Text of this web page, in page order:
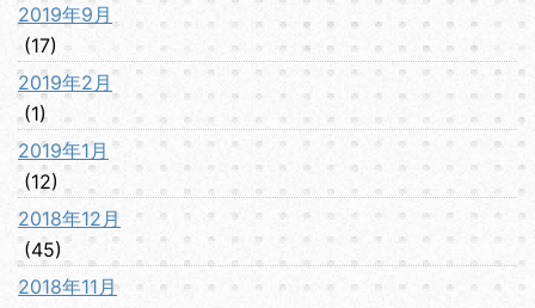
2019年9月
(17)
2019年2月
(1)
2019年1月
(12)
2018年12月
(45)
2018年11月